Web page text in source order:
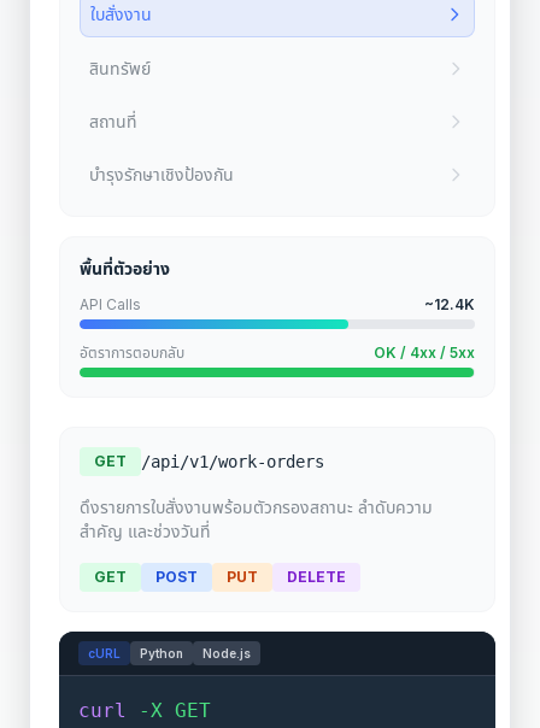
ใบสั่งงาน
สินทรัพย์
สถานที่
บำรุงรักษาเชิงป้องกัน
พื้นที่ตัวอย่าง
API Calls ~12.4K
อัตราการตอบกลับ OK / 4xx / 5xx
GET /api/v1/work-orders
ดึงรายการใบสั่งงานพร้อมตัวกรองสถานะ ลำดับความ
สำคัญ และช่วงวันที่
GET POST PUT DELETE
cURL Python Node.js
curl
-X GET